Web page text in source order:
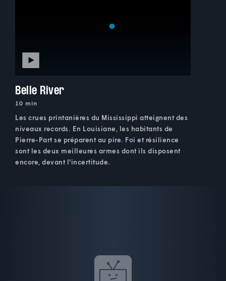
Belle River
10 min
Les crues printanières du Mississippi atteignent des
niveaux records. En Louisiane, les habitants de
Pierre-Part se préparent au pire. Foi et résilience
sont les deux meilleures armes dont ils disposent
encore, devant l'incertitude.